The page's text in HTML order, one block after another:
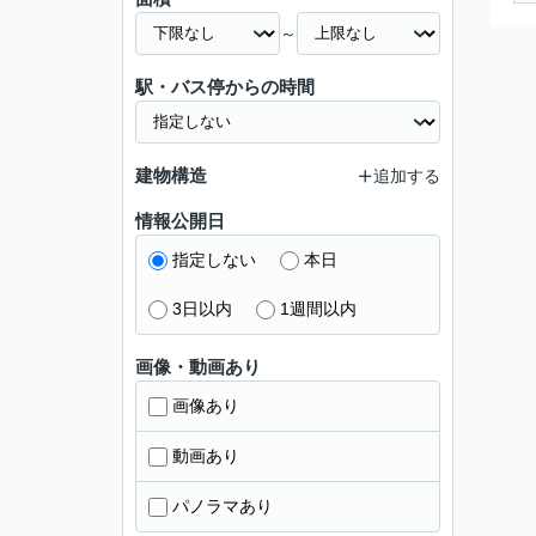
～
駅・バス停からの時間
建物構造 追加する
情報公開日
指定しない 本日
3日以内 1週間以内
画像・動画あり
画像あり
動画あり
パノラマあり